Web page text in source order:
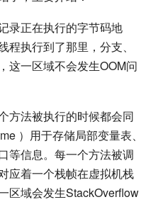
录正在执行的字节码地
执行到了那里，分支、
这一区域不会发生OOM问
方法被执行的时候都会同
）用于存储局部变量表、
等信息。每一个方法被调
应着一个栈帧在虚拟机栈
区域会发生StackOverflow